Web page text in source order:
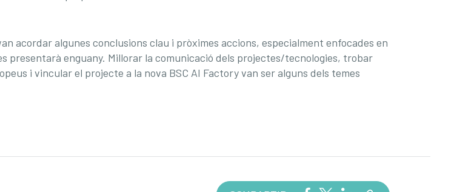
acordar algunes conclusions clau i pròximes accions, especialment enfocades en
presentarà enguany. Millorar la comunicació dels projectes/tecnologies, trobar
i vincular el projecte a la nova BSC AI Factory van ser alguns dels temes